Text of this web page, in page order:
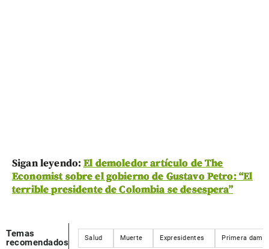
Sigan leyendo:El demoledor artículo de The
Economist sobre el gobierno de Gustavo Petro: “El
terrible presidente de Colombia se desespera”
Temas
recomendados
Salud Muerte Expresidentes Primera dama